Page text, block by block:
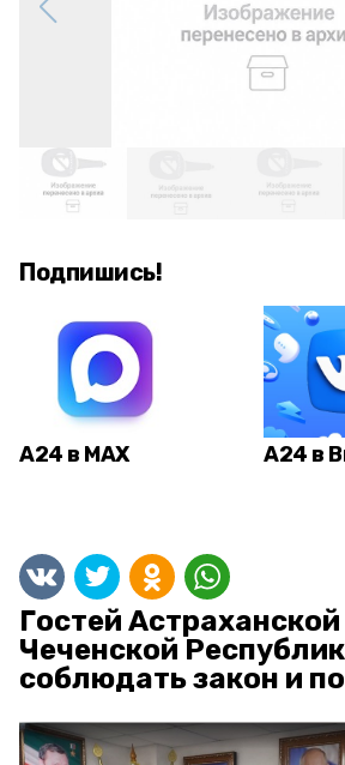
Подпишись!
А24 в MAX А24 в
Гостей
Чеченской
соблюдать закон и